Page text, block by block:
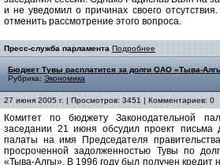
и не уведомил о причинах своего
отменить рассмотрение этого вопроса.
Пресс-служба парламента Подробнее
Бюджет Тувы расплатится за долги ОАО «Тыва-
Рубрика: Экономика
27 июня 2005 г. | Просмотров: 3451 | Комментариев: 0
Комитет по бюджету Законодательной
заседании 21 июня обсудил проект письма
палаты на имя Председателя
просроченной задолженностью Тувы по
«Тыва-Алгы». В 1996 году был получен кредит